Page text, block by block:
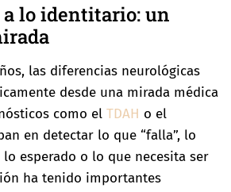
lo identitario: un
las diferencias neurológicas
desde una mirada médica
como el TDAH o el
en detectar lo que “falla”, lo
esperado o lo que necesita ser
ha tenido importantes